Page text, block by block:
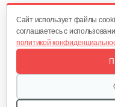
Cайт использует файлы
соглашаетесь с
политикой